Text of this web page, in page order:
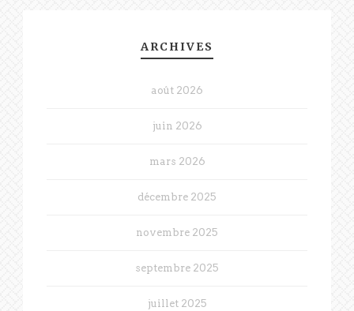
ARCHIVES
août 2026
juin 2026
mars 2026
décembre 2025
novembre 2025
septembre 2025
juillet 2025